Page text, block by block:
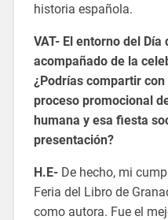
historia española.
VAT- El entorno del
acompañado de la
¿Podrías compartir
proceso promocional
humana y esa fiesta
presentación?
H.E-De hecho, mi
Feria del Libro de
como autora. Fue el